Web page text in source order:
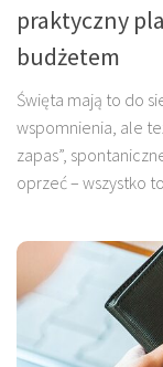
praktyczny
budżetem
Święta mają to do
wspomnienia, ale
zapas”,
oprzeć – wszystko